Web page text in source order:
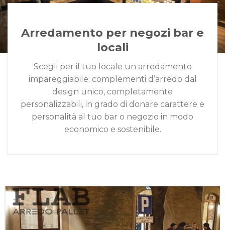
Arredamento per negozi bar e
locali
Scegli per il tuo locale un arredamento
impareggiabile: complementi d’arredo dal
design unico, completamente
personalizzabili, in grado di donare carattere e
personalità al tuo bar o negozio in modo
economico e sostenibile.